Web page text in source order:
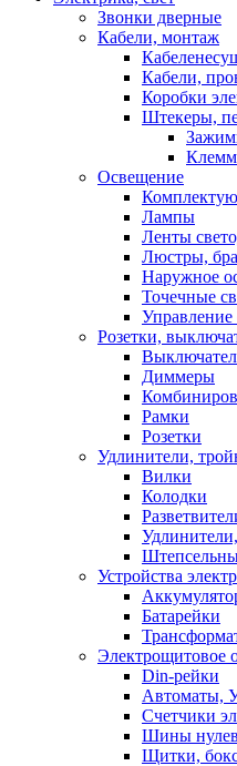
Звонки дверные
Кабели, монтаж
Кабели,
Коробки
Штекеры,
Освещение
Лампы
Ленты
Люстры,
Наружное
Точечные
Управление
Розетки,
Диммеры
Рамки
Розетки
Удлинители,
Вилки
Колодки
Устройства
Батарейки
Электрощитовое
Din-рейки
Автоматы,
Счетчики
Шины
Щитки,